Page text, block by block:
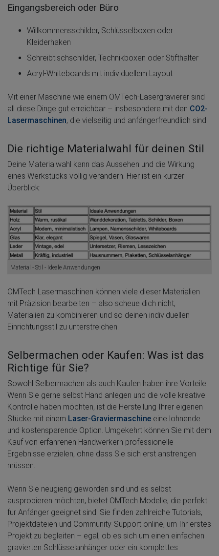
Eingangsbereich oder Büro
Willkommensschilder, Schlüsselboxen oder
Kleiderhaken
Schreibtischschilder, Technikboxen oder Stifthalter
Acryl-Whiteboards mit individuellem Layout
Mit einer Maschine wie einem OMTech-Lasergravierer sind
all diese Dinge gut erreichbar – insbesondere mit den CO2-
Lasermaschinen, die vielseitig und anfängerfreundlich sind.
Die richtige Materialwahl für deinen Stil
Deine Materialwahl kann das Aussehen und die Wirkung
eines Werkstücks völlig verändern. Hier ist ein kurzer
Überblick:
Material - Stil - Ideale Anwendungen
OMTech Lasermaschinen können viele dieser Materialien
mit Präzision bearbeiten – also scheue dich nicht,
Materialien zu kombinieren und so deinen individuellen
Einrichtungsstil zu unterstreichen.
Selbermachen oder Kaufen: Was ist das
Richtige für Sie?
Sowohl Selbermachen als auch Kaufen haben ihre Vorteile.
Wenn Sie gerne selbst Hand anlegen und die volle kreative
Kontrolle haben möchten, ist die Herstellung Ihrer eigenen
Stücke mit einem Laser-Graviermaschine eine lohnende
und kostensparende Option. Umgekehrt können Sie mit dem
Kauf von erfahrenen Handwerkern professionelle
Ergebnisse erzielen, ohne dass Sie sich erst anstrengen
müssen.
Wenn Sie neugierig geworden sind und es selbst
ausprobieren möchten, bietet OMTech Modelle, die perfekt
für Anfänger geeignet sind. Sie finden zahlreiche Tutorials,
Projektdateien und Community-Support online, um Ihr erstes
Projekt zu begleiten – egal, ob es sich um einen einfachen
gravierten Schlüsselanhänger oder ein komplettes